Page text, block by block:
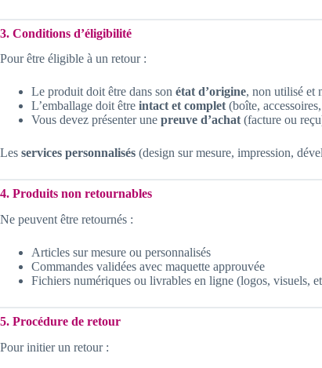
3. Conditions d’éligibilité
Pour être éligible à un retour :
Le produit doit être dans son état d’origine, non utilisé et
L’emballage doit être intact et complet (boîte,
Vous devez présenter une preuve d’achat (facture ou
Les services personnalisés (design sur mesure, impression,
4. Produits non retournables
Ne peuvent être retournés :
Articles sur mesure ou personnalisés
Commandes validées avec maquette approuvée
Fichiers numériques ou livrables en ligne (logos, visuels,
5. Procédure de retour
Pour initier un retour :